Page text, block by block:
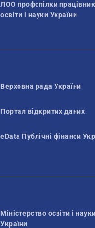
ЛОО профспілки
освіти і науки України
Верховна рада України
Портал відкритих даних
eData Публічні фінанси
Міністерство освіти і науки
України